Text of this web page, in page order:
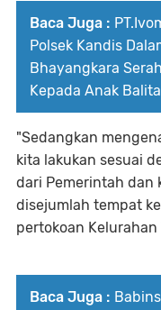
Baca Juga :
Polsek Kandis
Bhayangkara
Kepada Anak
"Sedangkan
kita lakukan sesuai
dari Pemerintah dan
disejumlah tempat
pertokoan Kelurahan
Baca Juga :